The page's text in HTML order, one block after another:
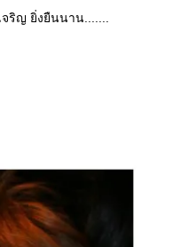
จริญ ยิ่งยืนนาน.......